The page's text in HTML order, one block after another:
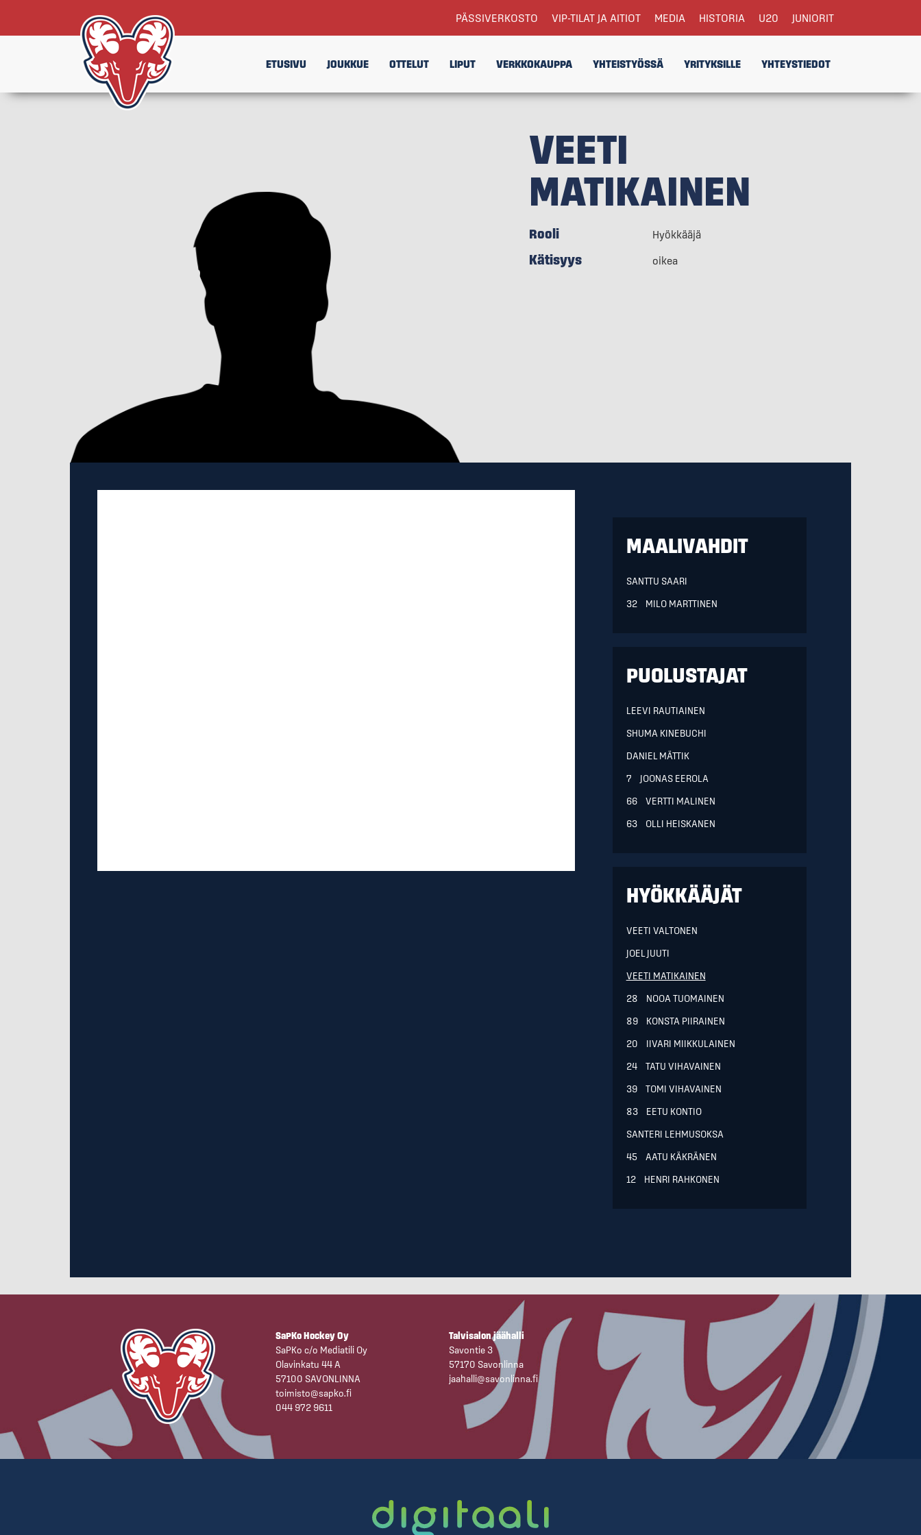
PÄSSIVERKOSTO VIP-TILAT JA AITIOT MEDIA HISTORIA U20 JUNIORIT
ETUSIVU JOUKKUE OTTELUT LIPUT VERKKOKAUPPA YHTEISTYÖSSÄ YRITYKSILLE YHTEYSTIEDOT
VEETI
MATIKAINEN
Rooli Hyökkääjä
Kätisyys oikea
MAALIVAHDIT
SANTTU SAARI
32 MILO MARTTINEN
PUOLUSTAJAT
LEEVI RAUTIAINEN
SHUMA KINEBUCHI
DANIEL MÄTTIK
7 JOONAS EEROLA
66 VERTTI MALINEN
63 OLLI HEISKANEN
HYÖKKÄÄJÄT
VEETI VALTONEN
JOEL JUUTI
VEETI MATIKAINEN
28 NOOA TUOMAINEN
89 KONSTA PIIRAINEN
20 IIVARI MIIKKULAINEN
24 TATU VIHAVAINEN
39 TOMI VIHAVAINEN
83 EETU KONTIO
SANTERI LEHMUSOKSA
45 AATU KÄKRÄNEN
12 HENRI RAHKONEN
SaPKo Hockey Oy
SaPKo c/o Mediatili Oy
Olavinkatu 44 A
57100 SAVONLINNA
toimisto@sapko.fi
044 972 9611
Talvisalon jäähalli
Savontie 3
57170 Savonlinna
jaahalli@savonlinna.fi